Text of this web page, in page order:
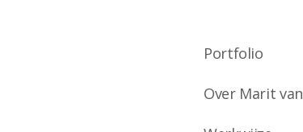
Portfolio
Over Marit